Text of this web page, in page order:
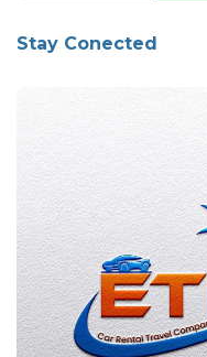
Stay Conected